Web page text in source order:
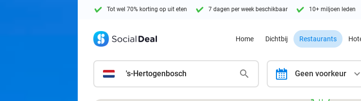
Tot wel 70% korting op uit eten 7 dagen per week beschikbaar 10+ miljoen leden
Home Dichtbij Restaurants
's-Hertogenbosch calendar Geen voorkeur
food
food